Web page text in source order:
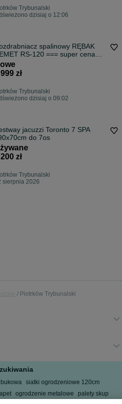
Trybunalski
dzisiaj o 12:06
spalinowy RĘBAK
RS-120 === super cena
zł
Trybunalski
dzisiaj o 09:02
jacuzzi Toronto 7 SPA
do 7os
zł
Trybunalski
sierpnia 2026
Piotrków Trybunalski
siatki ogrodzeniowe 120cm
ogrodzenie metalowe
palety skup